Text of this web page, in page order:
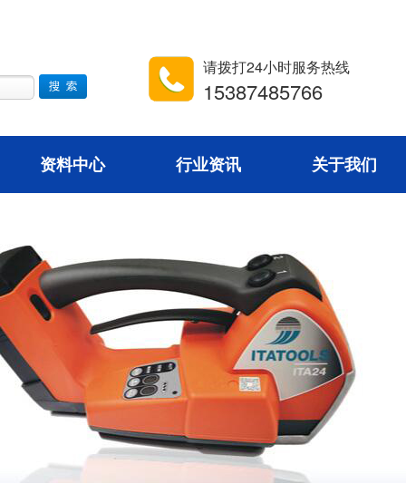
请拨打24小时服务热线
15387485766
资料中心 行业资讯 关于我们